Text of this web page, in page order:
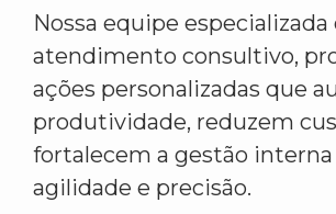
Nossa equipe especializada
atendimento consultivo,
ações personalizadas que
produtividade, reduzem
fortalecem a gestão
agilidade e precisão.